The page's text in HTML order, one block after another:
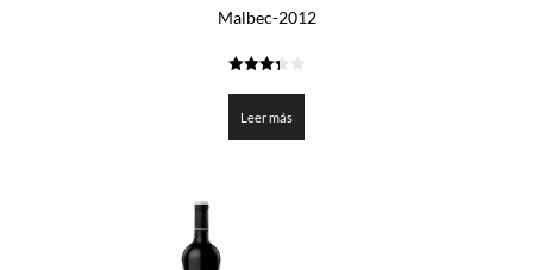
Malbec-2012
de 5
Leer más